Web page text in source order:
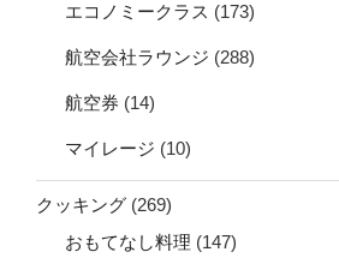
エコノミークラス (173)
航空会社ラウンジ (288)
航空券 (14)
マイレージ (10)
クッキング (269)
おもてなし料理 (147)